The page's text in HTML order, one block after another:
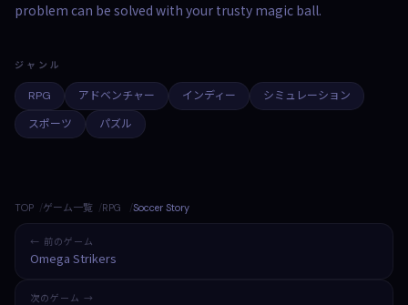
problem can be solved with your trusty magic ball.
ジャンル
RPG アドベンチャー インディー
シミュレーション
スポーツ
パズル
TOP ゲーム一覧 RPG Soccer Story
← 前のゲーム
Omega Strikers
次のゲーム →